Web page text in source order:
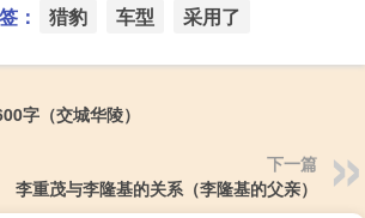
： 猎豹 车型 采用了
字（交城华陵）
下一篇
李重茂与李隆基的关系（李隆基的父亲）